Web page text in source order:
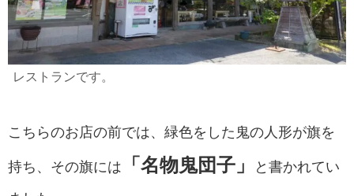
レストランです。
こちらのお店の前では、緑色をした鬼の人形が旗を
持ち、その旗には 「名物鬼団子」
と書かれてい